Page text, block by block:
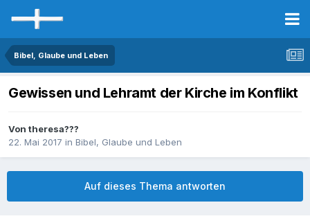
Bibel, Glaube und Leben
Gewissen und Lehramt der Kirche im Konflikt
Von theresa???
22. Mai 2017 in Bibel, Glaube und Leben
Auf dieses Thema antworten